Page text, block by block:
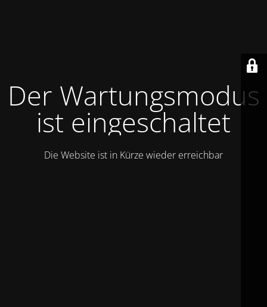
Der Wartungsmodus
ist eingeschaltet
Die Website ist in Kürze wieder erreichbar